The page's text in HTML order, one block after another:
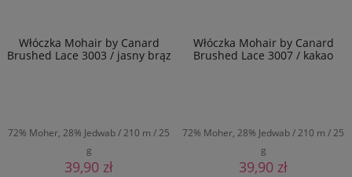
Włóczka Mohair by Canard
Brushed Lace 3003 / jasny brąz
72% Moher, 28% Jedwab / 210 m / 25
g
39,90 zł
Włóczka Mohair by Canard
Brushed Lace 3007 / kakao
72% Moher, 28% Jedwab / 210 m / 25
g
39,90 zł